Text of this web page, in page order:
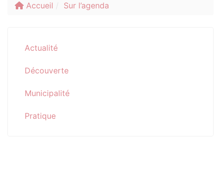
Accueil Sur l’agenda
Actualité
Découverte
Municipalité
Pratique